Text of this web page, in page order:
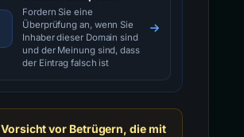
Fordern Sie eine
Überprüfung an, wenn Sie
Inhaber dieser Domain sind
und der Meinung sind, dass
der Eintrag falsch ist
Vorsicht vor Betrügern, die mit